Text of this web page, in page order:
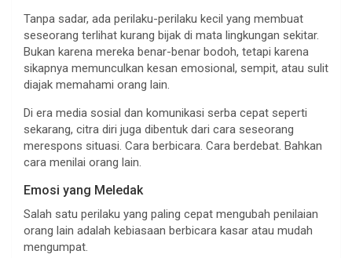
Tanpa sadar, ada perilaku-perilaku kecil yang membuat
seseorang terlihat kurang bijak di mata lingkungan sekitar.
Bukan karena mereka benar-benar bodoh, tetapi karena
sikapnya memunculkan kesan emosional, sempit, atau sulit
diajak memahami orang lain.
Di era media sosial dan komunikasi serba cepat seperti
sekarang, citra diri juga dibentuk dari cara seseorang
merespons situasi. Cara berbicara. Cara berdebat. Bahkan
cara menilai orang lain.
Emosi yang Meledak
Salah satu perilaku yang paling cepat mengubah penilaian
orang lain adalah kebiasaan berbicara kasar atau mudah
mengumpat.